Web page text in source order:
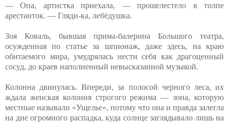
— Опа, артистка приехала, — прошелестело в толпе
арестанток. — Гляди-ка, лебёдушка.
Зоя Коваль, бывшая прима-балерина Большого театра,
осужденная по статье за шпионаж, даже здесь, на краю
обитаемого мира, умудрялась нести себя как драгоценный
сосуд, до краев наполненный невысказанной музыкой.
Колонна двинулась. Впереди, за полосой черного леса, их
ждала женская колония строгого режима — зона, которую
местные называли «Ущелье», потому что она и правда залегла
на дне огромного распадка, куда солнце заглядывало лишь на